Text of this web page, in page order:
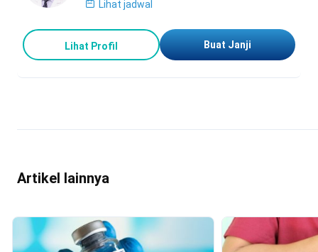
Lihat jadwal
Lihat Profil Buat Janji
Artikel lainnya